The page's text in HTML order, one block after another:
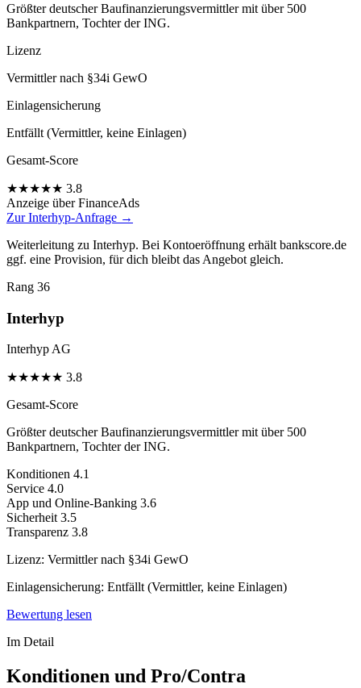
Größter deutscher Baufinanzierungsvermittler mit über 500
Bankpartnern, Tochter der ING.
Lizenz
Vermittler nach §34i GewO
Einlagensicherung
Entfällt (Vermittler, keine Einlagen)
Gesamt-Score
★★★★★ 3.8
Anzeige über FinanceAds
Zur Interhyp-Anfrage →
Weiterleitung zu Interhyp. Bei Kontoeröffnung erhält bankscore.de
ggf. eine Provision, für dich bleibt das Angebot gleich.
Rang 36
Interhyp
Interhyp AG
★★★★★ 3.8
Gesamt-Score
Größter deutscher Baufinanzierungsvermittler mit über 500
Bankpartnern, Tochter der ING.
Konditionen 4.1
Service 4.0
App und Online-Banking 3.6
Sicherheit 3.5
Transparenz 3.8
Lizenz: Vermittler nach §34i GewO
Einlagensicherung: Entfällt (Vermittler, keine Einlagen)
Bewertung lesen
Im Detail
Konditionen und Pro/Contra